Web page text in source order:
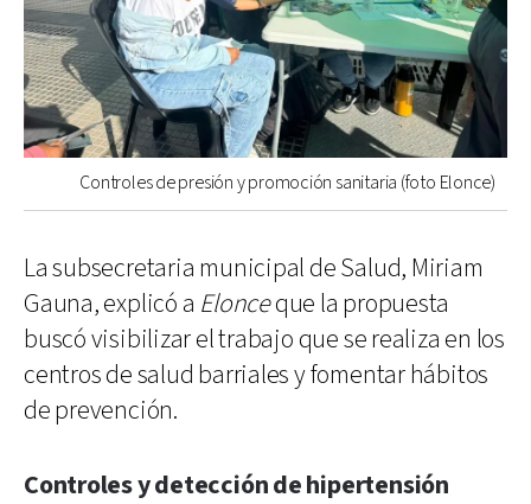
Controles de presión y promoción sanitaria (foto Elonce)
La subsecretaria municipal de Salud, Miriam
Gauna, explicó a Elonceque la propuesta
buscó visibilizar el trabajo que se realiza en los
centros de salud barriales y fomentar hábitos
de prevención.
Controles y detección de hipertensión